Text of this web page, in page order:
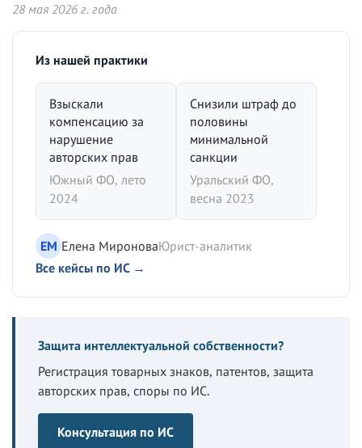
28 мая 2026 г. года
Из нашей практики
Взыскали
компенсацию за
нарушение
авторских прав
Южный ФО, лето
2024
Снизили штраф до
половины
минимальной
санкции
Уральский ФО,
весна 2023
ЕМ Елена МироноваЮрист-аналитик
Все кейсы по ИС →
Защита интеллектуальной собственности?
Регистрация товарных знаков, патентов, защита
авторских прав, споры по ИС.
Консультация по ИС